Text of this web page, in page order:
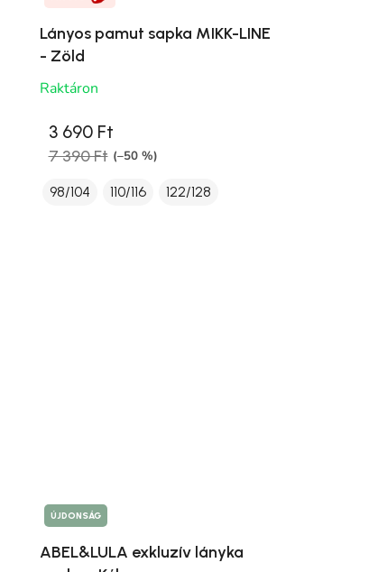
Lányos pamut sapka MIKK-LINE
- Zöld
Raktáron
3 690 Ft
7 390 Ft (–50 %)
98/104 110/116 122/128
ÚJDONSÁG
ABEL&LULA exkluzív lányka